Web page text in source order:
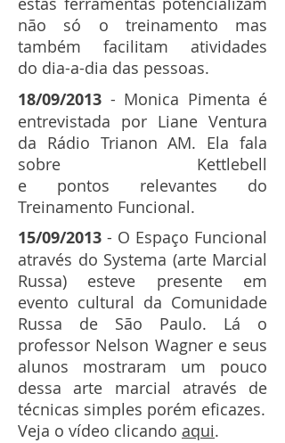
não só o treinamento mas
também facilitam atividades
do dia-a-dia das pessoas.
18/09/2013 - Monica Pimenta é
entrevistada por Liane Ventura
da Rádio Trianon AM. Ela fala
sobre Kettlebell
e pontos relevantes do
Treinamento Funcional.
15/09/2013 - O Espaço Funcional
através do Systema (arte Marcial
Russa) esteve presente em
evento cultural da Comunidade
Russa de São Paulo. Lá o
professor Nelson Wagner e seus
alunos mostraram um pouco
dessa arte marcial através de
técnicas simples porém eficazes.
Veja o vídeo clicando aqui.